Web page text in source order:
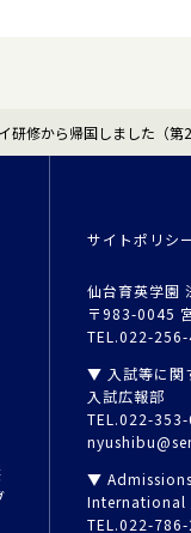
研修から帰国しました（第2
サイトポリシ
仙台育英学園
〒983-0045
TEL.022-
▼ 入試等に関
入試広報部
TEL.022-
▼
International
TEL.022-